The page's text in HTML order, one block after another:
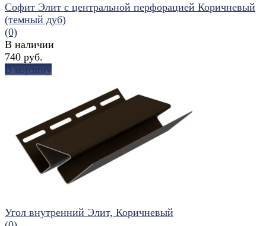
сравнить
Софит Элит с центральной перфорацией Коричневый
(темный дуб)
(0)
В наличии
740 руб.
В корзину
Угол внутренний Элит, Коричневый